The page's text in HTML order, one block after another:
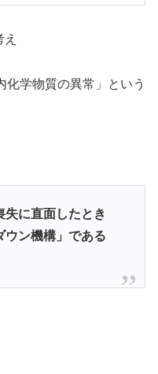
学物質の異常」という
失に直面したとき
ウン機構」である